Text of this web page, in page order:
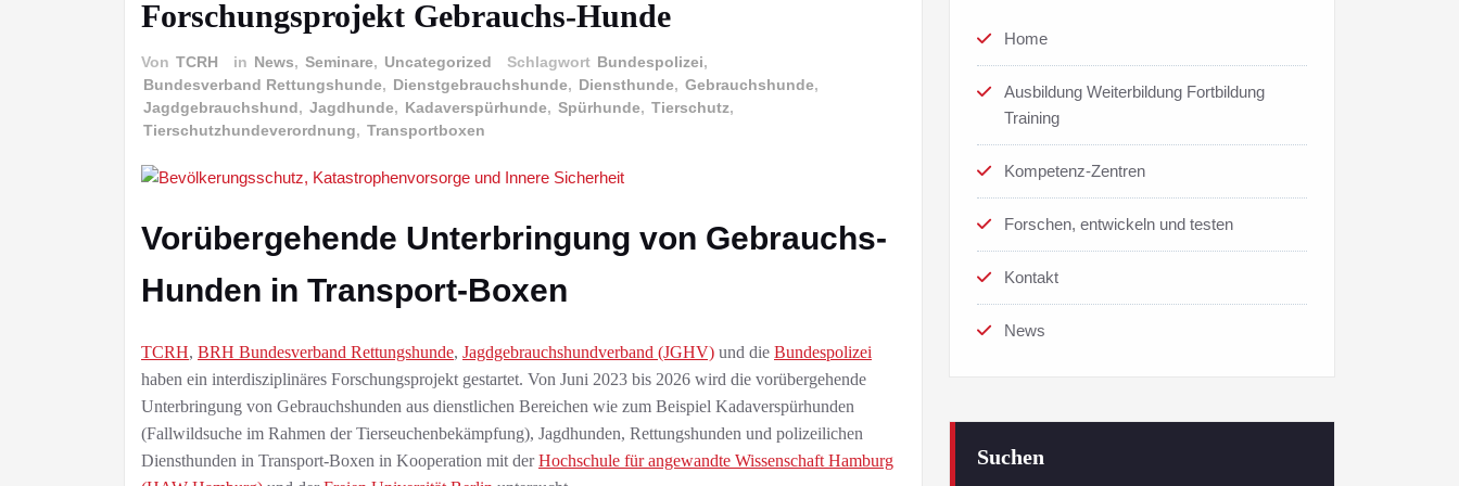
Forschungsprojekt Gebrauchs-Hunde
Von TCRH in News, Seminare, Uncategorized Schlagwort Bundespolizei,
Bundesverband Rettungshunde, Dienstgebrauchshunde, Diensthunde, Gebrauchshunde,
Jagdgebrauchshund, Jagdhunde, Kadaverspürhunde, Spürhunde, Tierschutz,
Tierschutzhundeverordnung, Transportboxen
Vorübergehende Unterbringung von Gebrauchs-
Hunden in Transport-Boxen
TCRH, BRH Bundesverband Rettungshunde, Jagdgebrauchshundverband (JGHV) und die Bundespolizei
haben ein interdisziplinäres Forschungsprojekt gestartet. Von Juni 2023 bis 2026 wird die vorübergehende
Unterbringung von Gebrauchshunden aus dienstlichen Bereichen wie zum Beispiel Kadaverspürhunden
(Fallwildsuche im Rahmen der Tierseuchenbekämpfung), Jagdhunden, Rettungshunden und polizeilichen
Diensthunden in Transport-Boxen in Kooperation mit derHochschule für angewandte Wissenschaft Hamburg
Home
Ausbildung Weiterbildung Fortbildung
Training
Kompetenz-Zentren
Forschen, entwickeln und testen
Kontakt
News
Suchen